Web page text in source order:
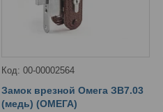
00-00002564
Замок врезной Омега ЗВ7.03
(медь) (ОМЕГА)